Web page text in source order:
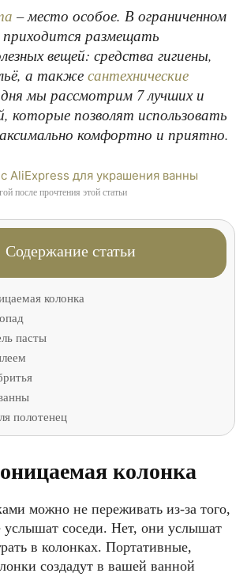
– место особое. В ограниченном
размещать
вещей: средства гигиены,
а также сантехнические
мы рассмотрим 7 лучших и
которые позволят использовать
комфортно и приятно.
после прочтения этой статьи
Содержание статьи
колонка
пасты
полотенец
колонка
можно не переживать из-за того,
услышат соседи. Нет, они услышат
в колонках. Портативные,
создадут в вашей ванной